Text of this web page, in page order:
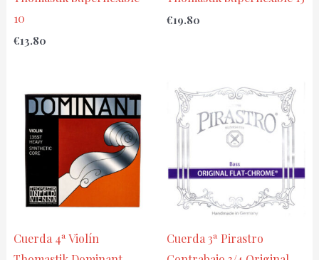
10
€13.80
€19.80
Cuerda 4ª Violín
Cuerda 3ª Pirastro